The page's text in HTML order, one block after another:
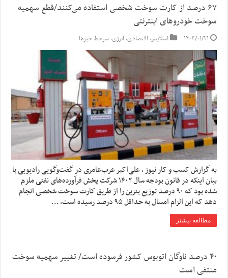
۶۷ درصد از کارت سوخت شخصی استفاده می‌کنند/قطع سهمیه
سوخت خودروهای اینترنتی
۱۴۰۳/۰۱/۲۱ اسلایدر,اقتصادی,انرژی,سرخط خبرها
به گزارش کسب و کار نیوز ، علی‌اکبر عرب‌عامری در گفت‌وگویی رادیویی با
بیان اینکه در قانون بودجه سال ۱۴۰۲ شرکت پخش فرآورده‌های نفتی ملزم
شده بود که ۹۰ درصد توزیع بنزین را از طریق کارت سوخت شخصی انجام
دهد که این الزام امسال به حداقل ۹۵ درصد رسیده است، …
مطالعه بیشتر
۴۰ درصد ناوگان اتوبوس کشور فرسوده است/ تغییر سهمیه سوخت
منتفی است